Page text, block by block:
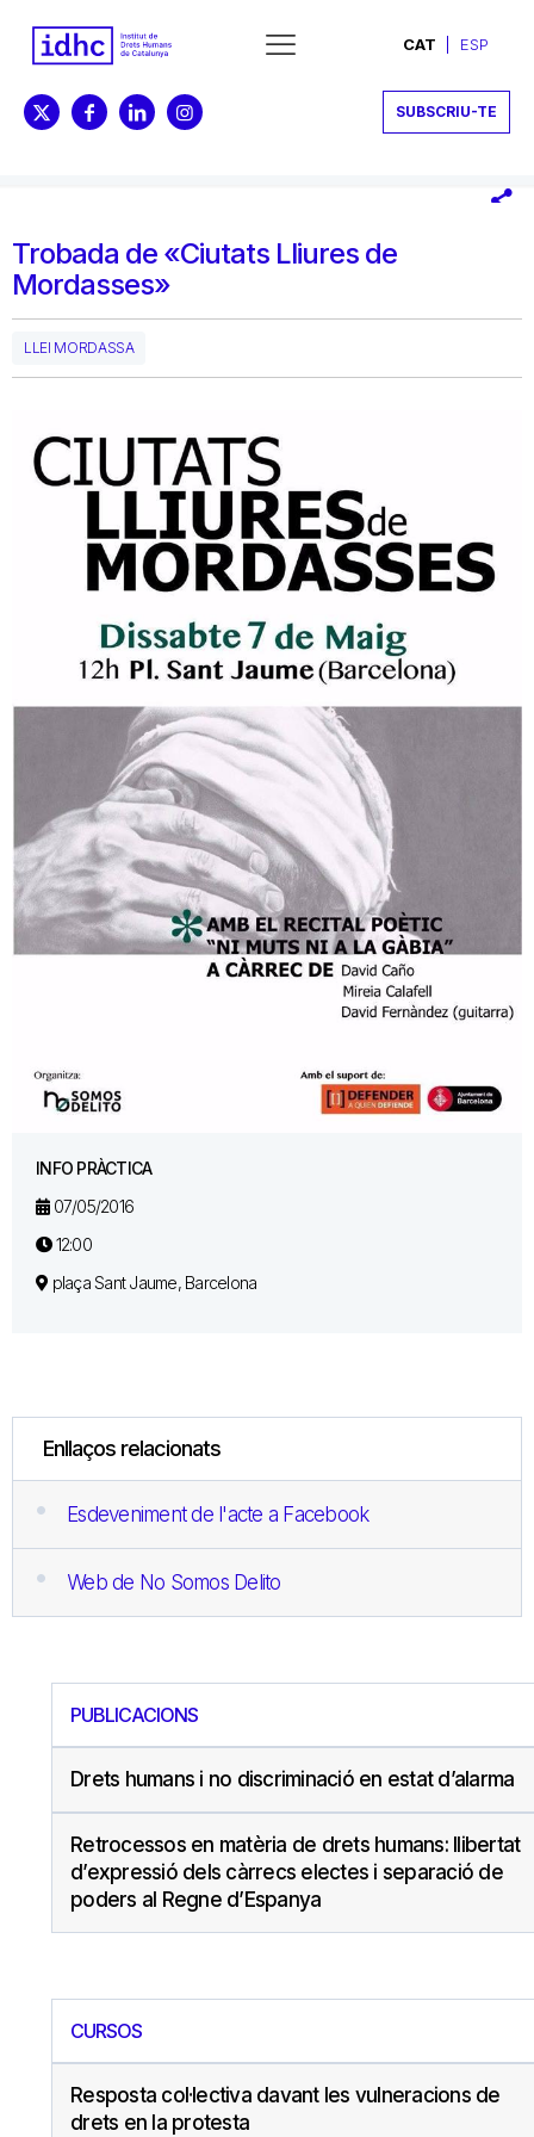
CAT ESP
SUBSCRIU-TE
Trobada de «Ciutats Lliures de
Mordasses»
LLEI MORDASSA
INFO PRÀCTICA
07/05/2016
12:00
plaça Sant Jaume, Barcelona
Enllaços relacionats
Esdeveniment de l'acte a Facebook
Web de No Somos Delito
PUBLICACIONS
Drets humans i no discriminació en estat d’alarma
Retrocessos en matèria de drets humans: llibertat
d’expressió dels càrrecs electes i separació de
poders al Regne d’Espanya
CURSOS
Resposta col·lectiva davant les vulneracions de
drets en la protesta